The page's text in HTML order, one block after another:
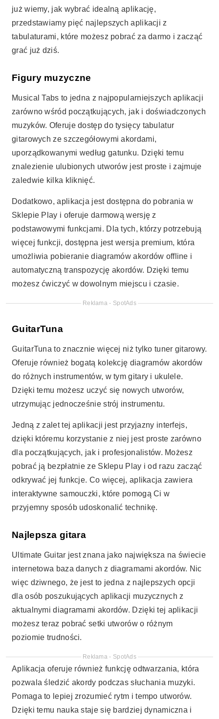
już wiemy, jak wybrać idealną aplikację,
przedstawiamy pięć najlepszych aplikacji z
tabulaturami, które możesz pobrać za darmo i zacząć
grać już dziś.
Figury muzyczne
Musical Tabs to jedna z najpopularniejszych aplikacji
zarówno wśród początkujących, jak i doświadczonych
muzyków. Oferuje dostęp do tysięcy tabulatur
gitarowych ze szczegółowymi akordami,
uporządkowanymi według gatunku. Dzięki temu
znalezienie ulubionych utworów jest proste i zajmuje
zaledwie kilka kliknięć.
Dodatkowo, aplikacja jest dostępna do pobrania w
Sklepie Play i oferuje darmową wersję z
podstawowymi funkcjami. Dla tych, którzy potrzebują
więcej funkcji, dostępna jest wersja premium, która
umożliwia pobieranie diagramów akordów offline i
automatyczną transpozycję akordów. Dzięki temu
możesz ćwiczyć w dowolnym miejscu i czasie.
Reklama - SpotAds
GuitarTuna
GuitarTuna to znacznie więcej niż tylko tuner gitarowy.
Oferuje również bogatą kolekcję diagramów akordów
do różnych instrumentów, w tym gitary i ukulele.
Dzięki temu możesz uczyć się nowych utworów,
utrzymując jednocześnie strój instrumentu.
Jedną z zalet tej aplikacji jest przyjazny interfejs,
dzięki któremu korzystanie z niej jest proste zarówno
dla początkujących, jak i profesjonalistów. Możesz
pobrać ją bezpłatnie ze Sklepu Play i od razu zacząć
odkrywać jej funkcje. Co więcej, aplikacja zawiera
interaktywne samouczki, które pomogą Ci w
przyjemny sposób udoskonalić technikę.
Najlepsza gitara
Ultimate Guitar jest znana jako największa na świecie
internetowa baza danych z diagramami akordów. Nic
więc dziwnego, że jest to jedna z najlepszych opcji
dla osób poszukujących aplikacji muzycznych z
aktualnymi diagramami akordów. Dzięki tej aplikacji
możesz teraz pobrać setki utworów o różnym
poziomie trudności.
Reklama - SpotAds
Aplikacja oferuje również funkcję odtwarzania, która
pozwala śledzić akordy podczas słuchania muzyki.
Pomaga to lepiej zrozumieć rytm i tempo utworów.
Dzięki temu nauka staje się bardziej dynamiczna i